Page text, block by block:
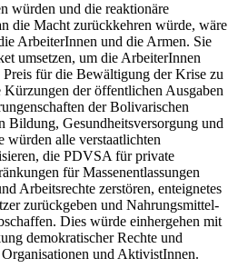
würden und die reaktionäre
die Macht zurückkehren würde, wäre
ArbeiterInnen und die Armen. Sie
umsetzen, um die ArbeiterInnen
für die Bewältigung der Krise zu
der öffentlichen Ausgaben
der Bolivarischen
Bildung, Gesundheitsversorgung und
würden alle verstaatlichten
die PDVSA für private
für Massenentlassungen
Arbeitsrechte zerstören, enteignetes
zurückgeben und Nahrungsmittel-
Dies würde einhergehen mit
demokratischer Rechte und
und AktivistInnen.